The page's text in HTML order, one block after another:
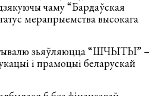
чаму “Бардаўская
мерапрыемства высокага
зьяўляюцца “ШЧЫТЫ” –
і прамоцыі беларускай